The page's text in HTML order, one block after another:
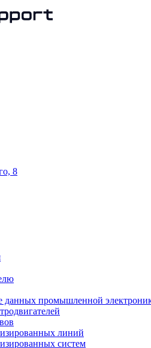
8
данных промышленной
линий
систем